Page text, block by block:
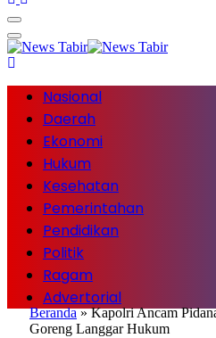
Nasional
Daerah
Ekonomi
Hukum
Kesehatan
Pemerintahan
Pendidikan
Politik
Ragam
Advertorial
Beranda»Kapolri Ancam
Goreng Langgar Hukum